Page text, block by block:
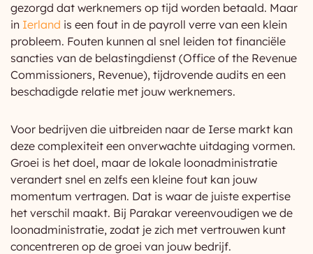
gezorgd dat werknemers op tijd worden betaald. Maar
in Ierland is een fout in de payroll verre van een klein
probleem. Fouten kunnen al snel leiden tot financiële
sancties van de belastingdienst (Office of the Revenue
Commissioners, Revenue), tijdrovende audits en een
beschadigde relatie met jouw werknemers.
Voor bedrijven die uitbreiden naar de Ierse markt kan
deze complexiteit een onverwachte uitdaging vormen.
Groei is het doel, maar de lokale loonadministratie
verandert snel en zelfs een kleine fout kan jouw
momentum vertragen. Dat is waar de juiste expertise
het verschil maakt. Bij Parakar vereenvoudigen we de
loonadministratie, zodat je zich met vertrouwen kunt
concentreren op de groei van jouw bedrijf.